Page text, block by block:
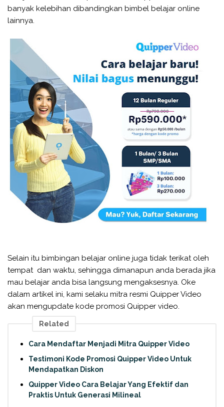
banyak kelebihan dibandingkan bimbel belajar online
lainnya.
Selain itu bimbingan belajar online juga tidak terikat oleh
tempat dan waktu, sehingga dimanapun anda berada jika
mau belajar anda bisa langsung mengaksesnya. Oke
dalam artikel ini, kami selaku mitra resmi Quipper Video
akan mengupdate kode promosi Quipper video.
Related
Cara Mendaftar Menjadi Mitra Quipper Video
Testimoni Kode Promosi Quipper Video Untuk
Mendapatkan Diskon
Quipper Video Cara Belajar Yang Efektif dan
Praktis Untuk Generasi Milineal